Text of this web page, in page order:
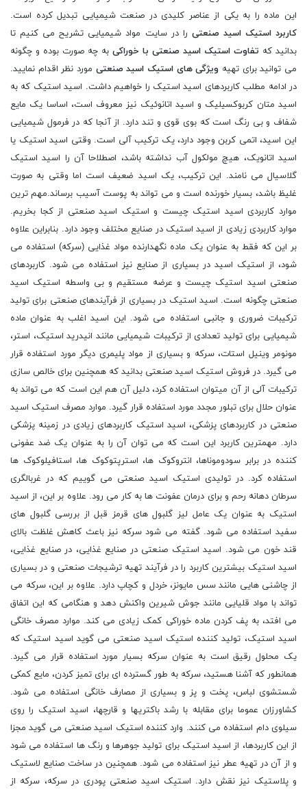
این ماده را به یکی از عناصر کلیدی در صنعت شیمیایی تبدیل کرده است.
کاربرداستیک اسید صنعتی را در سایت مواد شیمیایی تشریح می کنیم تا
بدانید که تفاوت استیک اسید صنعتی با خوراکی به چه صورت بوده و چگونه
می توانید برای تهیه ویژگی های استیک اسید صنعتی مورد نظر اقدام نمایید.
در ادامه مطلب کاربردهای اسید استیک را خواهیم داشت. اسید استیک که به
اسید متان کربوکسیلیک و اسید اتانوئیک نیز معروف است، اساسا یک مایع
شفاف و بی رنگ است که بوی قوی و تند دارد. از آنجا که در فرمول شیمیایی
این اسید، اتمی کربن وجود دارد، یک ترکیب آلی است. وقتی اسید استیک یا
اسید اتانویک، هیچ مولکول آب نداشته باشد، اصطلاحا آن را اسید استیک
گلاسیال می نامند. این ترکیب، یک اسید ضعیف است اما وقتی به صورت
غلیظ باشد، بسیار خورنده است و می تواند به پوست آسیب برساند.مهم ترین
موارد کاربردی اسید استیک چیست و استیک اسید صنعتی از کجا بخریم.
موارد کاربردی زیادی از اسید استیک در صنایع مختلف وجود دارد. بنابراین علاوه
بر این که فقط به عنوان یک ماده نگهدارنده مواد غذایی (سرکه) استفاده می
شود، از استیک اسید در بسیاری از صنایع نیز استفاده می شود. کاربردهای
صنعتی اسید استیک چیست و عرضه مستقیم و بی واسطه استیک اسید
صنعتی چگونه است. اسید استیک در بسیاری از فرآیندهای صنعتی برای تولید
ترکیبات ضروری و جانبی استفاده می شود. این اسید اغلب به عنوان ماده
شیمیایی برای تولید تعدادی از ترکیبات شیمیایی مانند انیدرید استیک، استر،
مونومر وینیل استات، سرکه و بسیاری از مواد پلیمری دیگر مورد استفاده قرار
می گیرد. در فروش استیک اسید صنعتی بدانید که همچنین برای خالص سازی
ترکیبات آلی از آن میتوان استفاده کرد، دلیل آن هم این است که می تواند به
عنوان حلال برای تبلور مجدد مورد استفاده قرار گیرد. موارد مصرف استیک اسید
صنعتی در کاربردهای پزشکی، اسید استیک کاربردهای زیادی در زمینه پزشکی
دارد. مهمترین کاربرد این است که می توان آن را به عنوان یک ضد عفونی
کننده در برابر سودوموناها، انتروکوک ها، استرپتوکوک ها، استافیلوکوک ها
استفاده کرد. در تولیدی استیک اسید صنعتی می گوییم که در غربالگری
سرطان دهانه رحم و برای درمان عفونت ها به کار می رود. علاوه بر این، از اسید
استیک به عنوان یک عامل لیز گلبول های قرمز قبل از بررسی گلبول های
سفید استفاده می شود. گفته می شود سرکه نیز باعث کاهش غلظت بالای
قند خون می شود. اسید استیک صنعتی در صنایع غذایی، در صنایع غذایی،
اسید استیک بیشترین کاربرد را در فرآیند تهیه ترشیجات صنعتی و در بسیاری
از چاشنی هایی مانند سس مایونز، خردل و کچاپ دارد. علاوه بر این، سرکه می
تواند با مواد قلیایی مانند جوش شیرین واکنش دهد و هنگامی که این اتفاق
می افتد، به پف کردن ماده خوراکی کمک زیادی می کند. موارد مصرف خانگی
اسید استیک، تولید کننده استیک اسید صنعتی می گوید اسید استیک که
یک محلول رقیق است به عنوان سرکه بسیار مورد استفاده قرار می گیرد.
همانطور که آشنا هستید، سرکه به طور گسترده ای برای تمیز کردن، مایع کمکی
شستشوی لباس، پخت و پز و بسیاری از مصارف خانگی استفاده می شود.
کشاورزان عموما برای مقابله با رشد باکتریها و قارچها، اسید استیک را روی
سیلوی دام استفاده می کنند. وارد کننده استیک اسید صنعتی می گوید مجزا
از این کاربردها، از اسید استیک برای تولید جوهرها و رنگ ها استفاده می شود
و از آن در تهیه عطر نیز استفاده می شود. همچنین در ساخت صنایع لاستیک
و پلاستیک نیز نقش دارد. استیک اسید صنعتی پودری در سرکه، سرکه از